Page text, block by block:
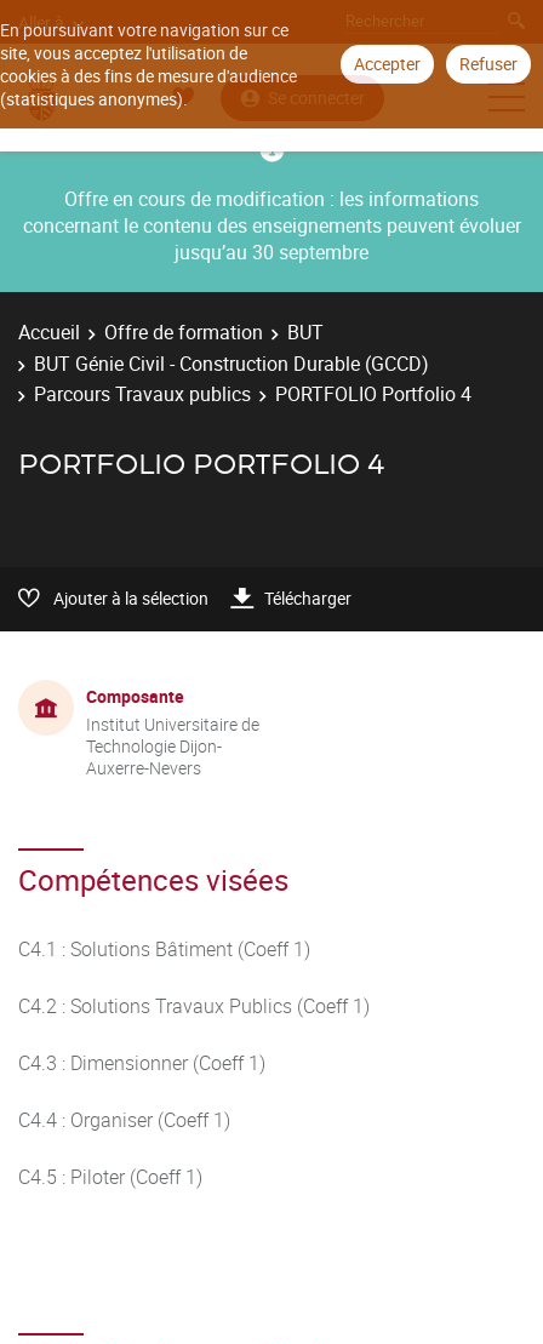
En poursuivant votre navigation sur ce
site, vous acceptez l'utilisation de
cookies à des fins de mesure d'audience
(statistiques anonymes).
Accepter Refuser
Aller à
Se connecter
Offre en cours de modification : les informations
concernant le contenu des enseignements peuvent évoluer
jusqu’au 30 septembre
Accueil Offre de formation
BUT
BUT Génie Civil - Construction Durable (GCCD)
Parcours Travaux publics
PORTFOLIO Portfolio 4
PORTFOLIO PORTFOLIO 4
Ajouter à la sélection Télécharger
Composante
Institut Universitaire de
Technologie Dijon-
Auxerre-Nevers
Compétences visées
C4.1 : Solutions Bâtiment (Coeff 1)
C4.2 : Solutions Travaux Publics (Coeff 1)
C4.3 : Dimensionner (Coeff 1)
C4.4 : Organiser (Coeff 1)
C4.5 : Piloter (Coeff 1)